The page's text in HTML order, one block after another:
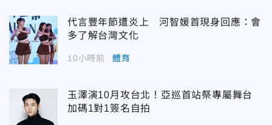
代言豐年節遭炎上 河智媛首現身回應：會
多了解台灣文化
10小時前 體育
玉澤演10月攻台北！亞巡首站祭專屬舞台
加碼1對1簽名自拍